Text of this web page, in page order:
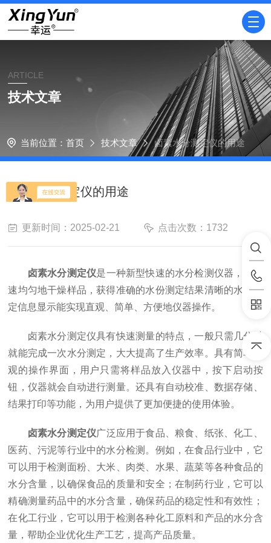
ARTICLE
技术文章
当前位置： 首页 技术文章 卤素水分测定仪的用途
卤素水分测定仪的用途
更新时间：2025-02-21 点击次数：1732
卤素水分测定仪是一种新型快速的水分检测仪器，能快
速均匀地干燥样品，获得准确的水份测定结果清晰的水份测
定信息显示能实现直观、简单、方便地仪器操作。
卤素水分测定仪具有快速测量的特点，一般只需几分钟
就能完成一次水分测定，大大提高了生产效率。具有简单直
观的操作界面，用户只需将样品放入仪器中，按下启动按
钮，仪器就会自动进行测量。还具有自动校准、数据存储、
结果打印等功能，为用户提供了更加便捷的使用体验。
卤素水分测定仪广泛应用于食品、粮食、纸张、化工、
医药、污泥等行业中的水分检测。例如，在食品行业中，它
可以用于检测面粉、大米、肉类、水果、蔬菜等各种食品的
水分含量，以确保食品的质量和安全；在制药行业，它可以
精确测量药品中的水分含量，确保药品的稳定性和有效性；
在化工行业，它可以用于检测各种化工原料和产品的水分含
量，帮助企业优化生产工艺，提高产品质量。